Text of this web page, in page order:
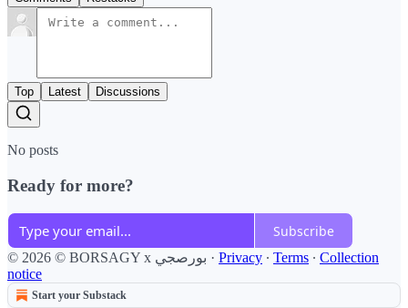
Top Latest Discussions
No posts
Ready for more?
Subscribe
© 2026 © BORSAGY x بورصجي · Privacy ∙ Terms ∙ Collection
notice
Start your Substack